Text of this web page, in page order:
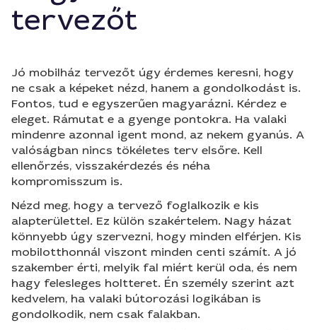
tervezőt
Jó mobilház tervezőt úgy érdemes keresni, hogy
ne csak a képeket nézd, hanem a gondolkodást is.
Fontos, tud e egyszerűen magyarázni. Kérdez e
eleget. Rámutat e a gyenge pontokra. Ha valaki
mindenre azonnal igent mond, az nekem gyanús. A
valóságban nincs tökéletes terv elsőre. Kell
ellenőrzés, visszakérdezés és néha
kompromisszum is.
Nézd meg, hogy a tervező foglalkozik e kis
alapterülettel. Ez külön szakértelem. Nagy házat
könnyebb úgy szervezni, hogy minden elférjen. Kis
mobilotthonnál viszont minden centi számít. A jó
szakember érti, melyik fal miért kerül oda, és nem
hagy felesleges holtteret. Én személy szerint azt
kedvelem, ha valaki bútorozási logikában is
gondolkodik, nem csak falakban.